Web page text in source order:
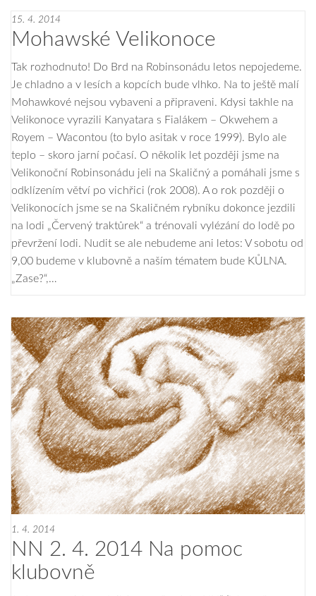
15. 4. 2014
Mohawské Velikonoce
Tak rozhodnuto! Do Brd na Robinsonádu letos nepojedeme.
Je chladno a v lesích a kopcích bude vlhko. Na to ještě malí
Mohawkové nejsou vybaveni a připraveni. Kdysi takhle na
Velikonoce vyrazili Kanyatara s Fialákem – Okwehem a
Royem – Wacontou (to bylo asitak v roce 1999). Bylo ale
teplo – skoro jarní počasí. O několik let později jsme na
Velikonoční Robinsonádu jeli na Skaličný a pomáhali jsme s
odklízením větví po vichřici (rok 2008). A o rok později o
Velikonocích jsme se na Skaličném rybníku dokonce jezdili
na lodi „Červený traktůrek“ a trénovali vylézání do lodě po
převržení lodi. Nudit se ale nebudeme ani letos: V sobotu od
9,00 budeme v klubovně a naším tématem bude KŮLNA.
„Zase?“,…
1. 4. 2014
NN 2. 4. 2014 Na pomoc
klubovně